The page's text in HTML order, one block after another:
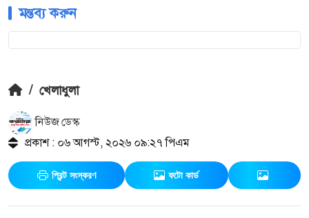
মন্তব্য করুন
/ খেলাধুলা
নিউজ ডেস্ক
প্রকাশ : ০৬ আগস্ট, ২০২৬ ০৯:২৭ পিএম
প্রিন্ট সংস্করণ ফটো কার্ড